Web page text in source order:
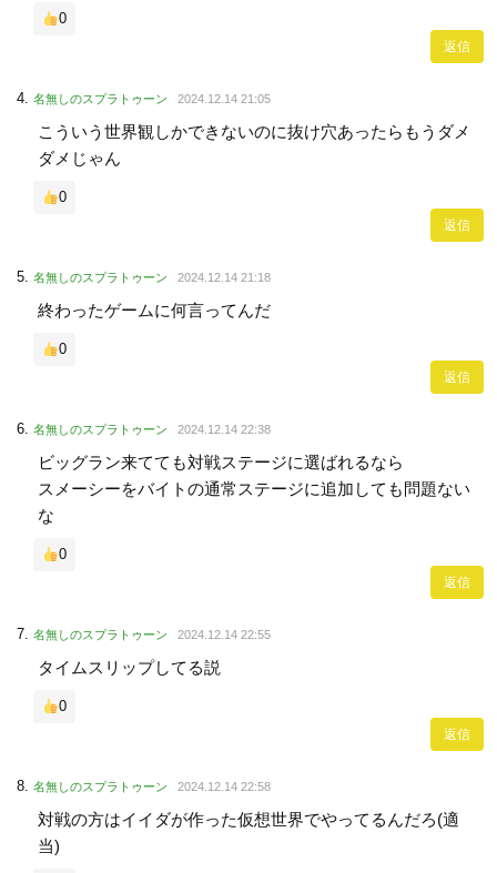
0
返信
名無しのスプラトゥーン 2024.12.14 21:05
こういう世界観しかできないのに抜け穴あったらもうダメ
ダメじゃん
0
返信
名無しのスプラトゥーン 2024.12.14 21:18
終わったゲームに何言ってんだ
0
返信
名無しのスプラトゥーン 2024.12.14 22:38
ビッグラン来てても対戦ステージに選ばれるなら
スメーシーをバイトの通常ステージに追加しても問題ない
な
0
返信
名無しのスプラトゥーン 2024.12.14 22:55
タイムスリップしてる説
0
返信
名無しのスプラトゥーン 2024.12.14 22:58
対戦の方はイイダが作った仮想世界でやってるんだろ(適
当)